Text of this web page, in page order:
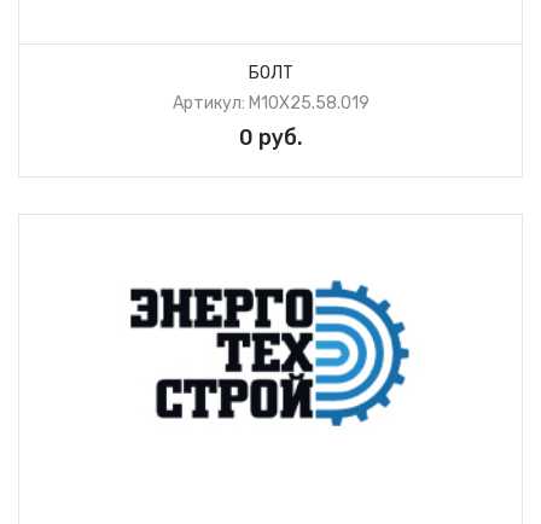
БОЛТ
Артикул: М10Х25.58.019
0 руб.